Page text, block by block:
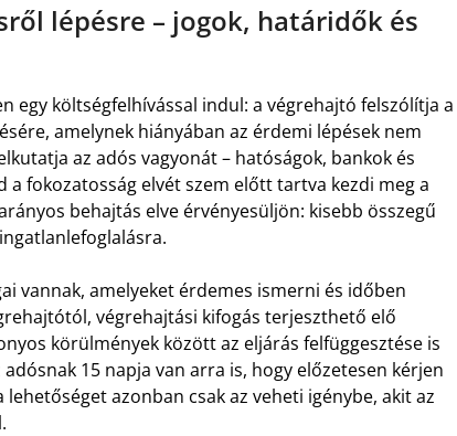
lépésre – jogok, határidők és
egy költségfelhívással indul: a végrehajtó felszólítja a
amelynek hiányában az érdemi lépések nem
az adós vagyonát – hatóságok, bankok és
fokozatosság elvét szem előtt tartva kezdi meg a
behajtás elve érvényesüljön: kisebb összegű
vannak, amelyeket érdemes ismerni és időben
végrehajtási kifogás terjeszthető elő
körülmények között az eljárás felfüggesztése is
15 napja van arra is, hogy előzetesen kérjen
azonban csak az veheti igénybe, akit az